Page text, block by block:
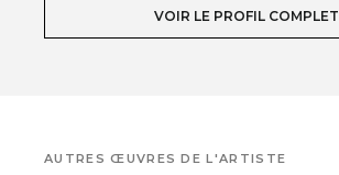
VOIR LE PROFIL COMPLET
AUTRES ŒUVRES DE L'ARTISTE